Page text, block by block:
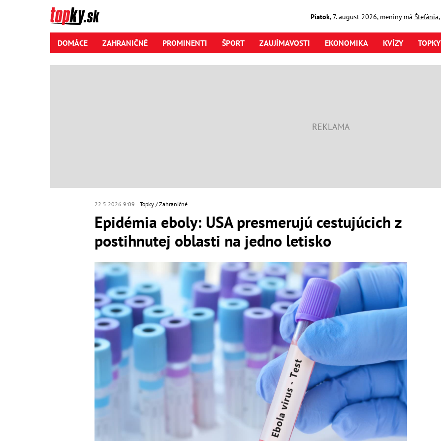
Piatok,7. august2026, meniny má Štefánia
DOMÁCE ZAHRANIČNÉ PROMINENTI ŠPORT ZAUJÍMAVOSTI EKONOMIKA KVÍZY
22.5.2026 9:09 Topky Zahraničné
Epidémia eboly: USA presmerujú cestujúcich z
postihnutej oblasti na jedno letisko